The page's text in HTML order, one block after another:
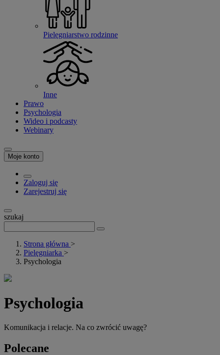
Pielęgniarstwo rodzinne
Inne
Prawo
Psychologia
Wideo i podcasty
Webinary
Moje konto
Zaloguj się
Zarejestruj się
szukaj
Strona główna >
Pielęgniarka >
Psychologia
Psychologia
Komunikacja i relacje. Na co zwrócić uwagę?
Polecane